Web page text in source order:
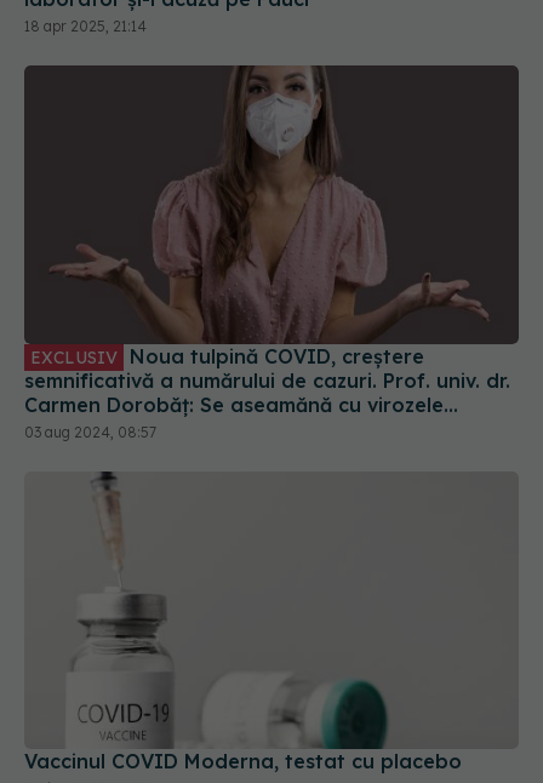
18 apr 2025, 21:14
EXCLUSIV
semnificativă a numărului de cazuri. Prof. univ. dr.
Carmen Dorobăț: Se aseamănă cu virozele
respiratorii. Nu necesită tratament simptomatic
03 aug 2024, 08:57
Vaccinul COVID Moderna, testat cu placebo